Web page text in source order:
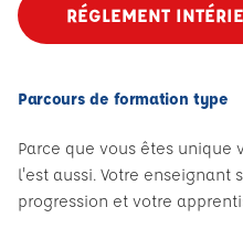
RÉGLEMENT
Parcours de formation type
Parce que vous êtes unique
l'est aussi. Votre
progression et votre